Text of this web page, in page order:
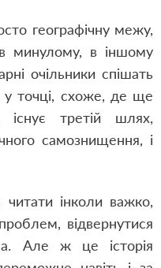
географічну межу,
минулому, в іншому
очільники спішать
у точці, схоже, де ще
існує третій шлях,
самознищення, і
інколи важко,
відвернутися
Але ж це історія